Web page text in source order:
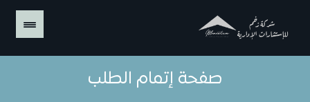
صفحة إتمام الطلب